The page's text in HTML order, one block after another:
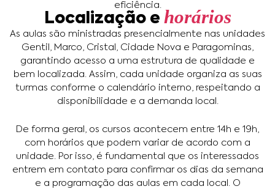
eficiência.
Localização e horários
As aulas são ministradas presencialmente nas unidades
Gentil, Marco, Cristal, Cidade Nova e Paragominas,
garantindo acesso a uma estrutura de qualidade e
bem localizada. Assim, cada unidade organiza as suas
turmas conforme o calendário interno, respeitando a
disponibilidade e a demanda local.
De forma geral, os cursos acontecem entre 14h e 19h,
com horários que podem variar de acordo com a
unidade. Por isso, é fundamental que os interessados
entrem em contato para confirmar os dias da semana
e a programação das aulas em cada local. O